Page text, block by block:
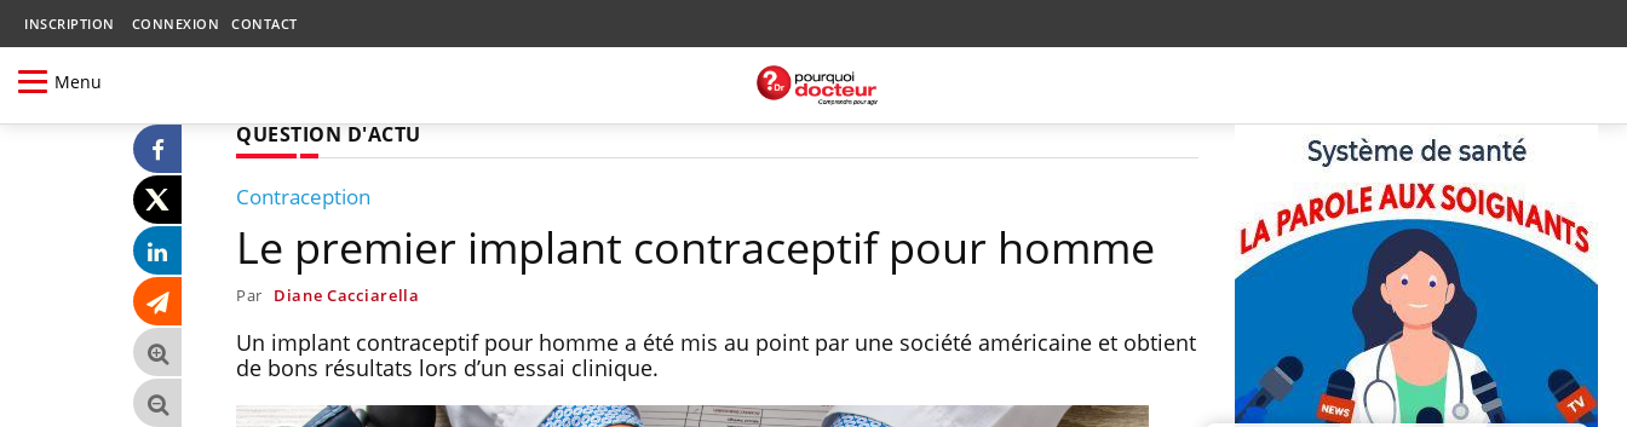
INSCRIPTION CONNEXION CONTACT
Menu
QUESTION D'ACTU
Contraception
Le premier implant contraceptif pour homme
Par Diane Cacciarella
Un implant contraceptif pour homme a été mis au point par une société américaine et obtient
de bons résultats lors d’un essai clinique.